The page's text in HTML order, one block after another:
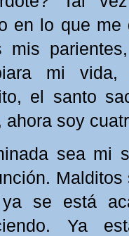
en lo que
mis
mi vida,
el santo
ahora soy
sea mi
se está
Ya